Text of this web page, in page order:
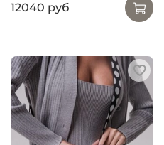
12040 руб